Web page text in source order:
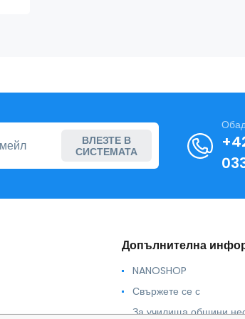
ВЛЕЗТЕ В
СИСТЕМАТА
Допълнителна
NANOSHOP
Свържете се с
За училища общини